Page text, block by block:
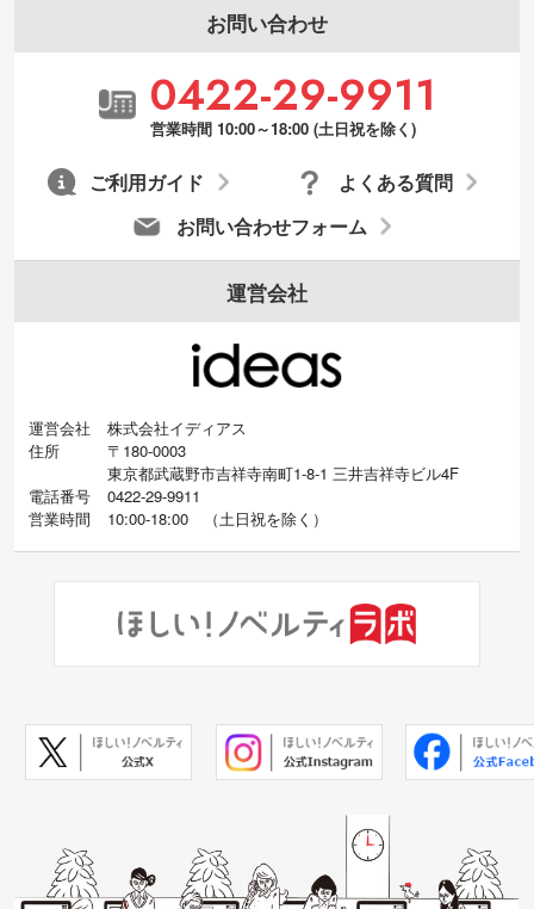
お問い合わせ
0422-29-9911
営業時間 10:00～18:00 (土日祝を除く)
お問い合わせフォーム
よくある質問
ご利用ガイド
運営会社
運営会社
株式会社イディアス
住所
〒180-0003
東京都武蔵野市吉祥寺南町1-8-1 三井吉祥寺ビル4F
電話番号
0422-29-9911
営業時間
10:00-18:00 （土日祝を除く）